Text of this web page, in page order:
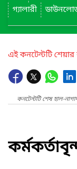
গ্যালারী
এই কনটেন্টটি
কনটেন্টটি শেষ হাল-